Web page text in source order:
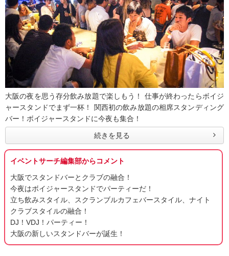
大阪の夜を思う存分飲み放題で楽しもう！ 仕事が終わったらボイジ
ャースタンドでまず一杯！ 関西初の飲み放題の相席スタンディング
バー！ボイジャースタンドに今夜も集合！
続きを見る
イベントサーチ編集部からコメント
大阪でスタンドバーとクラブの融合！
今夜はボイジャースタンドでパーティーだ！
立ち飲みスタイル、スクランブルカフェバースタイル、ナイト
クラブスタイルの融合！
DJ！VDJ！パーティー！
大阪の新しいスタンドバーが誕生！